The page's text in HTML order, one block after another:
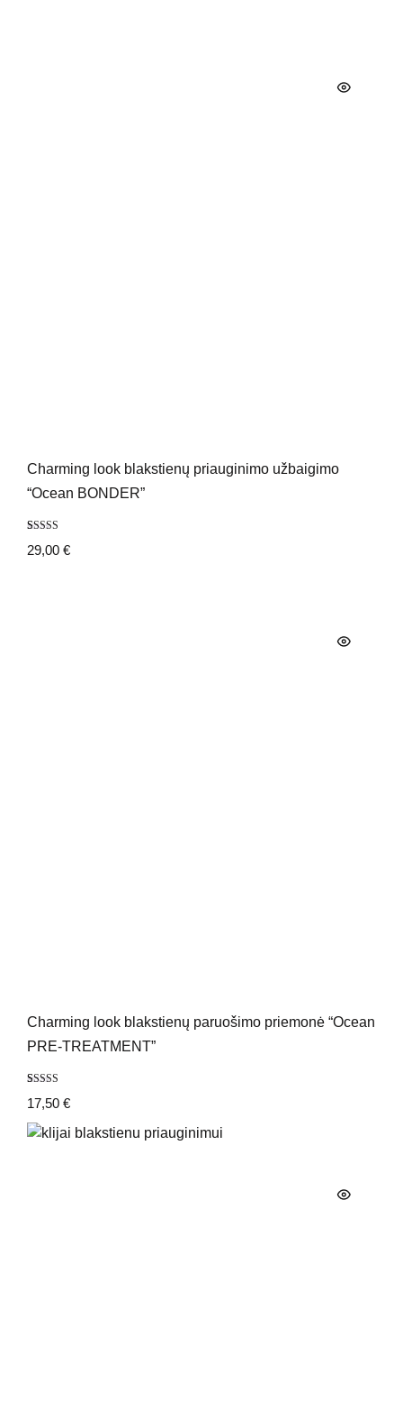
Charming look blakstienų priauginimo užbaigimo
“Ocean BONDER”
5.00iš 5
29,00 €
Charming look blakstienų paruošimo priemonė “Ocean
PRE-TREATMENT”
5.00iš 5
įvertinimų: )
17,50 €